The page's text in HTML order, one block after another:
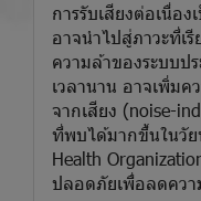
การรับเสียงต่อเนื่อ
อาจนำไปสู่ภาวะที่เ
ความล้าของระบบป
เวลานาน อาจเพิ่มค
จากเสียง (noise-
ที่พบได้มากขึ้นในวัย
Health
ปลอดภัยเพื่อลดควา